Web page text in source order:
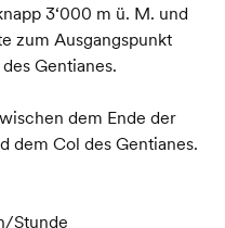
3‘000 m ü. M. und
zum Ausgangspunkt
Gentianes.
dem Ende der
dem Col des Gentianes.
Stunde